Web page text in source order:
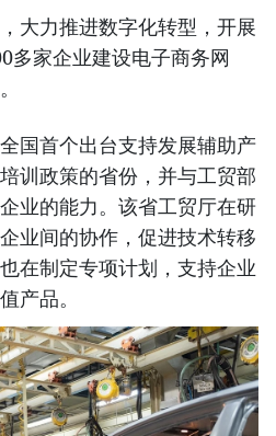
大力推进数字化转型，开展
多家企业建设电子商务网
国首个出台支持发展辅助产
训政策的省份，并与工贸部
业的能力。该省工贸厅在研
业间的协作，促进技术转移
在制定专项计划，支持企业
产品。